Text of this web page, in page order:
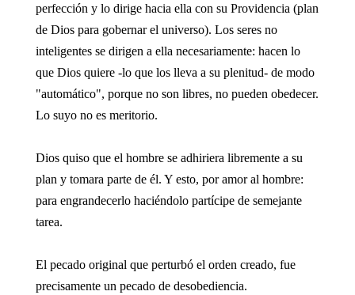
perfección y lo dirige hacia ella con su Providencia (plan
de Dios para gobernar el universo). Los seres no
inteligentes se dirigen a ella necesariamente: hacen lo
que Dios quiere -lo que los lleva a su plenitud- de modo
"automático", porque no son libres, no pueden obedecer.
Lo suyo no es meritorio.
Dios quiso que el hombre se adhiriera libremente a su
plan y tomara parte de él. Y esto, por amor al hombre:
para engrandecerlo haciéndolo partícipe de semejante
tarea.
El pecado original que perturbó el orden creado, fue
precisamente un pecado de desobediencia.